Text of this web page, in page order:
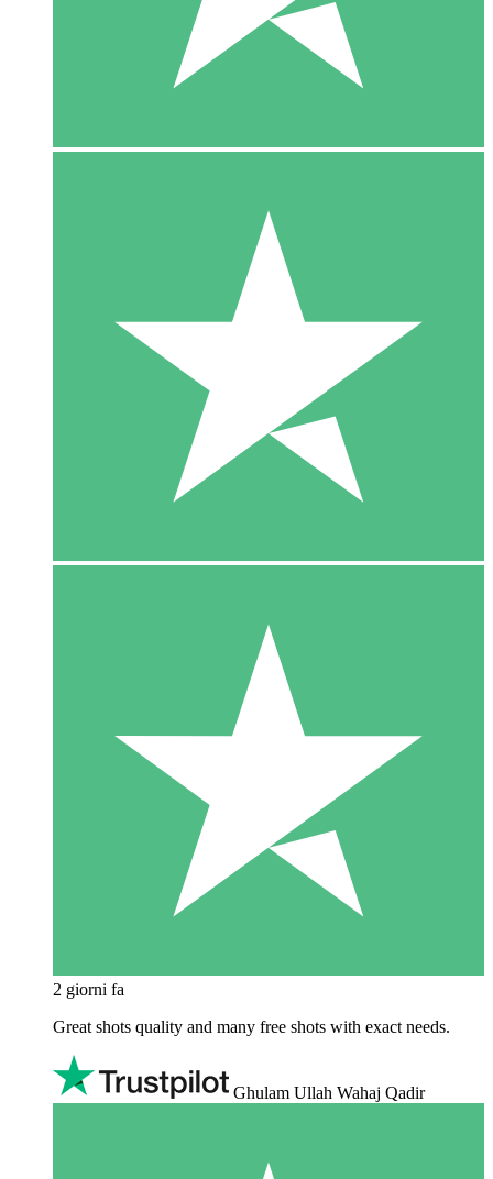
2 giorni fa
Great shots quality and many free shots with exact needs.
Ghulam Ullah Wahaj Qadir